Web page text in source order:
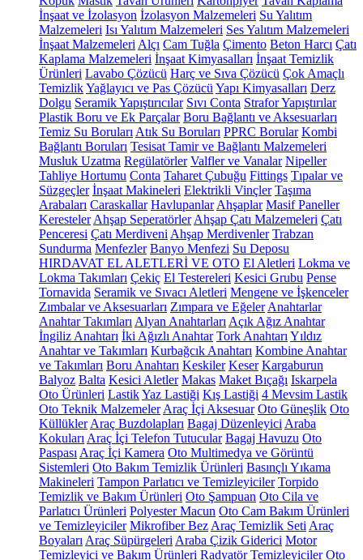
İnşaat ve İzolasyon İzolasyon Malzemeleri Su Yalıtım
Malzemeleri Isı Yalıtım Malzemeleri Ses Yalıtım Malzemeleri
İnşaat Malzemeleri Alçı Cam Tuğla Çimento Beton Harcı Çatı
Kaplama Malzemeleri İnşaat Kimyasalları İnşaat Temizlik
Ürünleri Lavabo Çözücü Harç ve Sıva Çözücü Çok Amaçlı
TemizlikYağlayıcı ve Pas Çözücü Yapı Kimyasalları Derz
Dolgu Seramik Yapıştırıcılar Sıvı Conta Strafor Yapıştırılar
Plastik Boru ve Ek Parçalar Boru Bağlantı ve Aksesuarları
Temiz Su Boruları Atık Su Boruları PPRC Borular Kombi
Bağlantı Boruları Tesisat Tamir ve Bağlantı Malzemeleri
Musluk Uzatma Regülatörler Valfler ve Vanalar Nipeller
Tahliye Hortumu Conta Taharet Çubuğu Fittings Tıpalar ve
Süzgeçler İnşaat Makineleri Elektrikli Vinçler Taşıma
Arabaları Caraskallar Havlupanlar Ahşaplar Masif Paneller
Keresteler Ahşap Seperatörler Ahşap Çatı Malzemeleri Çatı
Penceresi Çatı Merdiveni Ahşap Merdivenler Trabzan
Sundurma Menfezler Banyo Menfezi Su Deposu
HIRDAVAT EL ALETLERİ VE OTO El Aletleri Lokma ve
Lokma Takımları Çekiç El Testereleri Kesici Grubu Pense
Tornavida Seramik ve Sıvacı Aletleri Mengene ve İşkenceler
Zımbalar ve Aksesuarları Zımpara ve Eğeler Anahtarlar
Anahtar Takımları Alyan Anahtarları Açık Ağız Anahtar
İngiliz Anahtarı İki Ağızlı Anahtar Tork Anahtarı Yıldız
Anahtar ve Takımları Kurbağcık Anahtarı Kombine Anahtar
ve Takımları Boru Anahtarı Keskiler Keser Kargaburun
Balyoz Balta Kesici Aletler Makas Maket Bıçağı Iskarpela
Oto Ürünleri LastikYaz Lastiği Kış Lastiği 4 Mevsim Lastik
Oto Teknik Malzemeler Araç İçi Aksesuar Oto Güneşlik Oto
Küllükler Araç Buzdolapları Bagaj Düzenleyici Araba
Kokuları Araç İçi Telefon Tutucular Bagaj Havuzu Oto
Paspası Araç İçi Kamera Oto Multimedya ve Görüntü
Sistemleri Oto Bakım Temizlik Ürünleri Basınçlı Yıkama
Makineleri Tampon Parlatıcı ve Temizleyiciler Torpido
Temizlik ve Bakım Ürünleri Oto Şampuan Oto Cila ve
Parlatıcı Ürünleri Polyester Macun Oto Cam Bakım Ürünleri
ve Temizleyiciler Mikrofiber Bez Araç Temizlik Seti Araç
Boyaları Araç Süpürgeleri Araba Çizik Giderici Motor
Temizleyici ve Bakım Ürünleri Radyatör Temizleyiciler Oto